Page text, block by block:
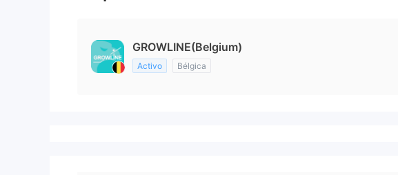
GROWLINE(Belgium)
Activo Bélgica